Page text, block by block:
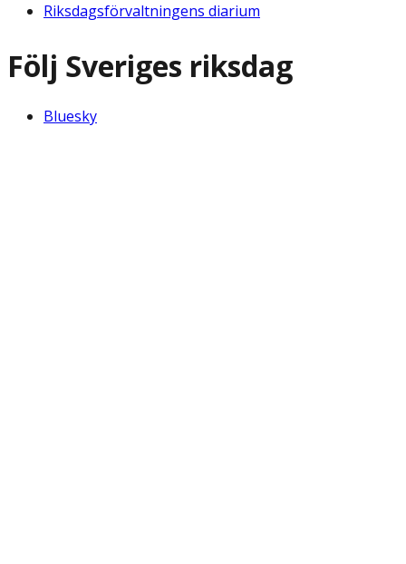
Riksdagsförvaltningens diarium
Följ Sveriges riksdag
Bluesky